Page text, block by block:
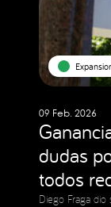
09 Feb. 2026
dudas
todos
Diego Fraga